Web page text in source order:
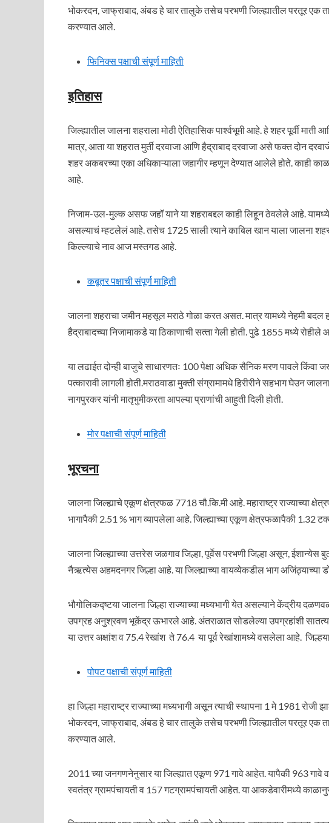
भोकरदन, जाफ्राबाद, अंबड हे चार तालुके तसेच परभणी जिल्ह्यातील परतूर एक
करण्यात आले.
फिनिक्स पक्षाची संपूर्ण माहिती
इतिहास
जिल्ह्यातील जालना शहराला मोठी ऐतिहासिक पार्श्वभूमी आहे. हे शहर पूर्वी
मात्र, आता या शहरात मुर्ती दरवाजा आणि हैद्राबाद दरवाजा असे फक्त दोन
शहर अकबरच्‍या एका अधिकाऱ्याला जहागीर म्हणून देण्यात आलेले होते. काही
आहे.
निजाम-उल-मुल्‍क असफ जहॉ याने या शहराबद्दल काही लिहून ठेवलेले आहे. यामध्ये
असल्याचं म्हटलेलं आहे. तसेच 1725 साली त्याने काबिल खान याला जालना
किल्ल्याचे नाव आज मस्‍तगड आहे.
कबूतर पक्षाची संपूर्ण माहिती
जालना शहराचा जमीन महसूल मराठे गोळा करत असत. मात्र यामध्ये नेहमी बदल
हैद्राबादच्‍या निजामाकडे या ठिकाणाची सत्‍ता गेली होती. पुढे 1855 मध्‍ये
या लढाईत दोन्‍ही बाजुचे साधारणतः 100 पेक्षा अधिक सैनिक मरण पावले किंवा
पत्‍कारावी लागली होती.मराठवाडा मुक्ती संग्रामामधे हिरीरीने सहभाग घेउन
नागपुरकर यांनी मातृभुमीकरता आपल्या प्राणांची आहुती दिली होती.
मोर पक्षाची संपूर्ण माहिती
भूरचना
जालना जिल्ह्याचे एकूण क्षेत्रफळ 7718 चौ.कि.मी आहे. महाराष्ट्र राज्याच्या
भागापैकी 2.51 % भाग व्यापलेला आहे. जिल्ह्याच्या एकूण क्षेत्रफळापैकी 1.32
जालना जिल्ह्याच्या उत्तरेस जळगाव जिल्हा, पूर्वेस परभणी जिल्हा असून, ईशान्येस
नैऋत्येस अहमदनगर जिल्हा आहे. या जिल्ह्याच्या वायव्येकडील भाग अजिंठ्याच्या
भौगोलिकद्ष्टया जालना जिल्हा राज्याच्या मध्यभागी येत असल्याने केंद्रीय
उपग्रह अनुश्रवण भूकेंद्र ऊभारले आहे. अंतराळात सोडलेल्या उपग्रहांशी
या उत्तर अक्षांश व 75.4 रेखांश ते 76.4 या पूर्व रेखांशामध्ये वसलेला आहे.
पोपट पक्षाची संपूर्ण माहिती
हा जिल्हा महाराष्ट्र राज्याच्या मध्यभागी असून त्याची स्थापना 1 मे 1981
भोकरदन, जाफ्राबाद, अंबड हे चार तालुके तसेच परभणी जिल्ह्यातील परतूर एक
करण्यात आले.
2011 च्या जनगणनेनुसार या जिल्ह्यात एकूण 971 गावे आहेत. यापैकी 963
स्वतंत्र ग्रामपंचायती व 157 गटग्रामपंचायती आहेत. या आकडेवारीमध्ये